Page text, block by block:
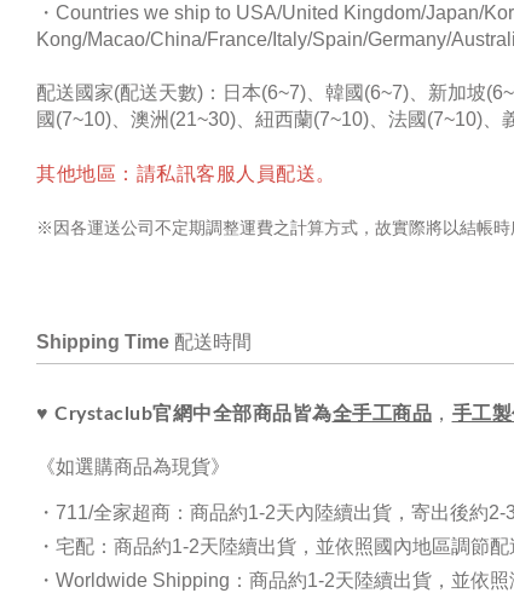
・Countries we ship to USA/United Kingdom/Japan/
Kong/Macao/China/France/Italy/Spain/Germany/
配送國家(配送天數)： 日本(6~7)、韓國(6~7)、新加坡
國(7~10)、 澳洲(21~30)、紐西蘭(7~10)、法國(7~10) 、
其他地區：請私訊客服人員配送。
※因各運送公司不定期調整運費之計算方式，故實際將以結帳時
Shipping Time 配送時間
♥ Crystaclub官網中全部商品皆為全手工商品 ， 手工
《如選購商品為現貨》
・711/全家超商：商品約1-2天內陸續出貨，寄出後約2-
・ 宅配：商品約1-2天陸續出貨，並依照國內地區調節配
・Worldwide Shipping ：商品約1-2天陸續出貨，並依照